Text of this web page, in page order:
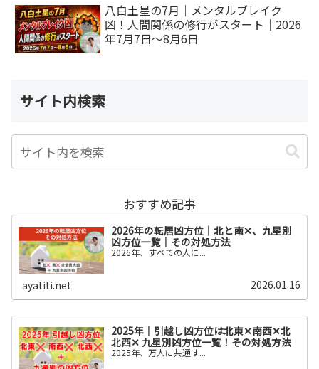
八白土星の7月｜メンタルブレイク
凶！人間関係の修行がスタート｜2026
年7月7日～8月6日
サイト内検索
おすすめ記事
2026年の転居凶方位｜北と南✕、九星別
凶方位一覧｜その対処方法
2026年、すべての人に...
ayatiti.net 2026.01.16
2025年｜引越し凶方位は北東✕南西✕北
北西✕ 九星別凶方位一覧！その対処方法
2025年、万人に共通す...